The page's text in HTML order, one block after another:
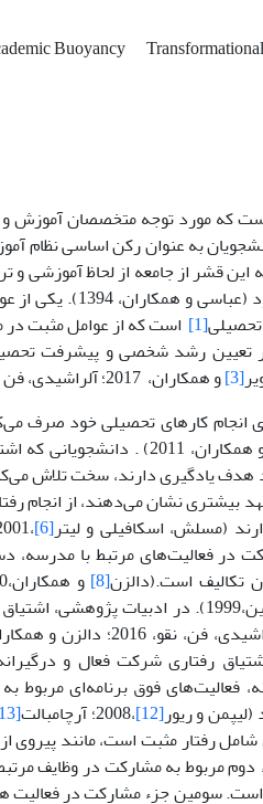
Buoyancy
که مورد توجه متخصصان آموزش
به عنوان رکن اساسی نظام
قشر از جامعه از لحاظ آموزشی و
چه بیشتر نظام آموزشی و
[1]
است که از عوامل مثبت
تعیین رشد شخصی و پیشرفت
[3] و همکاران، 2017؛ آلراشیدی، فن و نقو،
انجام کارهای تحصیلی خود صرف
و همکاران، 2011) .
یادگیری دارند، سخت تلاش
نشان می‌دهند، از انجام
(مسلش، اسکافیلی و لیتر[6] ،2001؛ کلاسن و بوتلر
فعالیت‌های مرتبط با مدرسه،
تکالیف است.(دالزن[8]
در سال 1984 گسترش پیدا کرد (آستین،1999). در
2014). اشتیاق رفتاری شرکت فعال و
فعالیت‌های فوق برنامه‌ای مربوط
و ریور[12] ،2008؛ آرچامبالت [13]
رفتار مثبت است، مانند پیروی
مربوط به مشارکت در وظایف
است. سومین جزء مشارکت در